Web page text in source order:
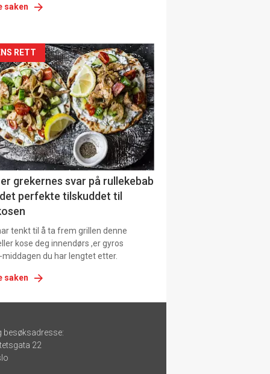
saken
RETT
grekernes svar på rullekebab
perfekte tilskuddet til
tenkt til å ta frem grillen denne
kose deg innendørs ,er gyros
du har lengtet etter.
saken
besøksadresse:
22